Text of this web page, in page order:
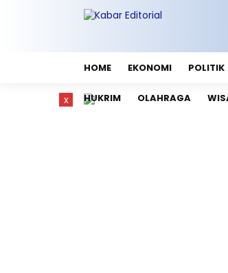
HOME EKONOMI POLITIK
HUKRIM OLAHRAGA
x